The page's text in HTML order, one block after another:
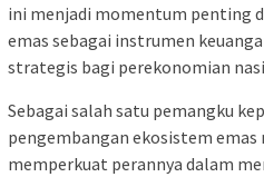
ini menjadi momentum penting
emas sebagai instrumen
strategis bagi perekonomian
Sebagai salah satu pemangku
pengembangan ekosistem emas
memperkuat perannya dalam